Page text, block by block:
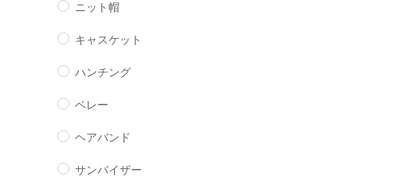
ニット帽
キャスケット
ハンチング
ベレー
ヘアバンド
サンバイザー